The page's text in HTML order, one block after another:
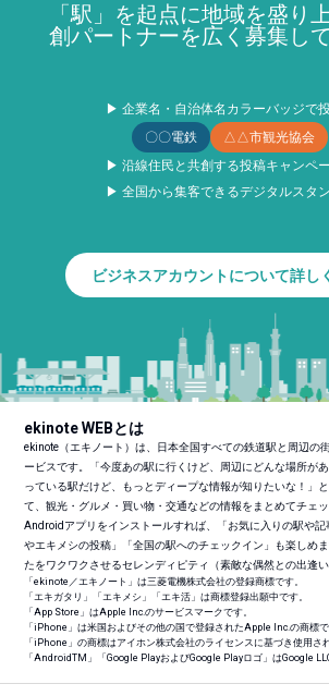
「駅」を起点に地域を盛り
創パートナーを広く募集し
▶ 企業名・自治体名カラーバッジで
〇〇電鉄
△△市観光協会
▶ 沿線住民と共創する投稿キャンペ
▶ 全国から集客できるデジタルスタ
ビジネスアカウントについて詳し
ekinote WEBとは
ekinote（エキノート）は、日本全国すべての鉄道駅と周辺の
ービスです。「今度あの駅に行くけど、周辺にどんな場所が
っている駅だけど、もっとディープな情報が知りたいな！」
て、観光・グルメ・買い物・交通などの情報をまとめてチェ
Androidアプリをインストールすれば、「お気に入りの駅や記
やエキメシの投稿」「全国の駅へのチェックイン」も楽しめ
たをワクワクさせるセレンディピティ（素敵な偶然との出逢
「ekinote／エキノート」は三菱電機株式会社の登録商標です。
「エキガタリ」「エキメシ」「エキ活」は商標登録出願中です。
「App Store」はApple Inc.のサービスマークです。
「iPhone」は米国およびその他の国で登録されたApple Inc.の商標で
「iPhone」の商標はアイホン株式会社のライセンスに基づき使用さ
「AndroidTM 」「Google PlayおよびGoogle Playロゴ」はGoogle